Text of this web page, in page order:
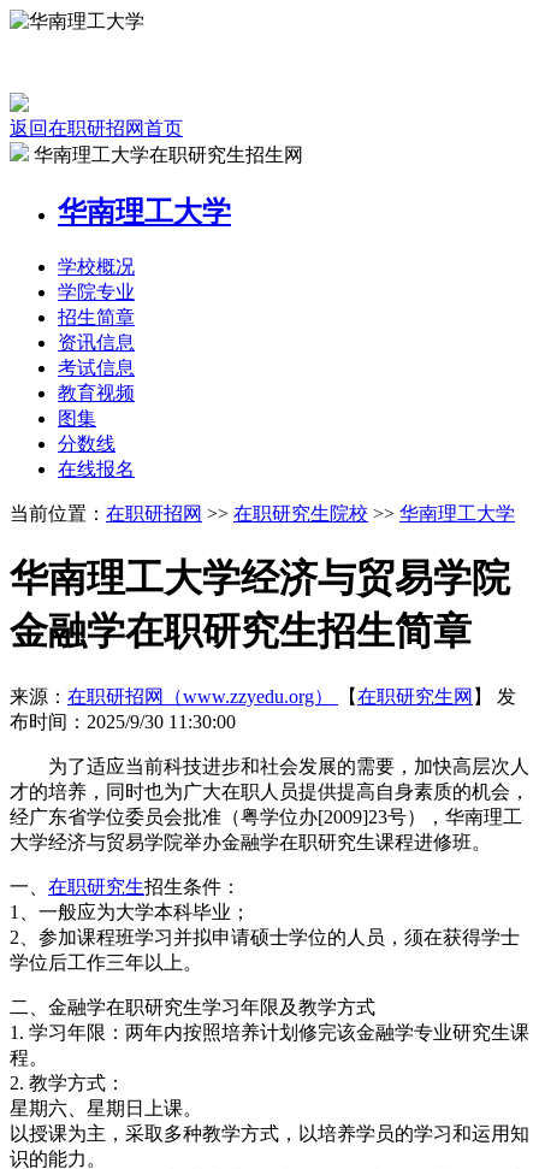
返回在职研招网首页
华南理工大学在职研究生招生网
华南理工大学
学校概况
学院专业
招生简章
资讯信息
考试信息
教育视频
图集
分数线
在线报名
当前位置： 在职研招网 >> 在职研究生院校 >> 华南理工大学
华南理工大学经济与贸易学院
金融学在职研究生招生简章
来源： 在职研招网（www.zzyedu.org） 【在职研究生网 】
发
布时间：2025/9/30 11:30:00
为了适应当前科技进步和社会发展的需要，加快高层次人
才的培养，同时也为广大在职人员提供提高自身素质的机会，
经广东省学位委员会批准（粤学位办[2009]23号），华南理工
大学经济与贸易学院举办金融学在职研究生课程进修班。
一、 在职研究生招生条件：
1、一般应为大学本科毕业；
2、参加课程班学习并拟申请硕士学位的人员，须在获得学士
学位后工作三年以上。
二、金融学在职研究生学习年限及教学方式
1. 学习年限：两年内按照培养计划修完该金融学专业研究生课
程。
2. 教学方式：
星期六、星期日上课。
以授课为主，采取多种教学方式，以培养学员的学习和运用知
识的能力。